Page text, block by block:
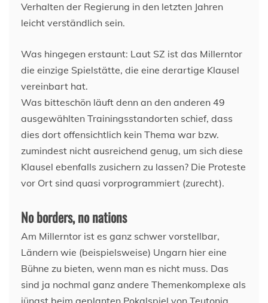
Verhalten der Regierung in den letzten Jahren
leicht verständlich sein.
Was hingegen erstaunt: Laut SZ ist das Millerntor
die einzige Spielstätte, die eine derartige Klausel
vereinbart hat.
Was bitteschön läuft denn an den anderen 49
ausgewählten Trainingsstandorten schief, dass
dies dort offensichtlich kein Thema war bzw.
zumindest nicht ausreichend genug, um sich diese
Klausel ebenfalls zusichern zu lassen? Die Proteste
vor Ort sind quasi vorprogrammiert (zurecht).
No borders, no nations
Am Millerntor ist es ganz schwer vorstellbar,
Ländern wie (beispielsweise) Ungarn hier eine
Bühne zu bieten, wenn man es nicht muss. Das
sind ja nochmal ganz andere Themenkomplexe als
jüngst beim geplanten Pokalspiel von Teutonia